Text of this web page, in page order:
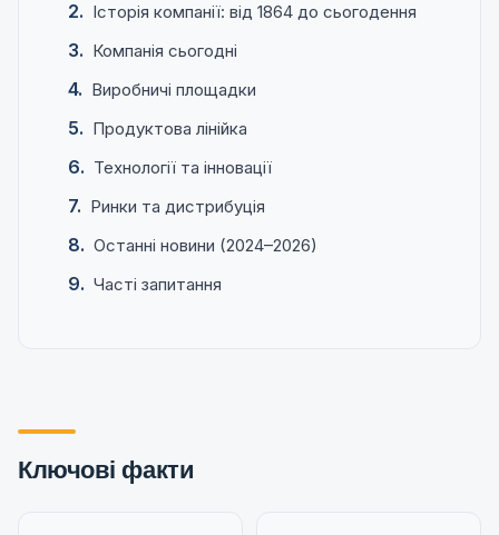
Історія компанії: від 1864 до сьогодення
Компанія сьогодні
Виробничі площадки
Продуктова лінійка
Технології та інновації
Ринки та дистрибуція
Останні новини (2024–2026)
Часті запитання
Ключові факти